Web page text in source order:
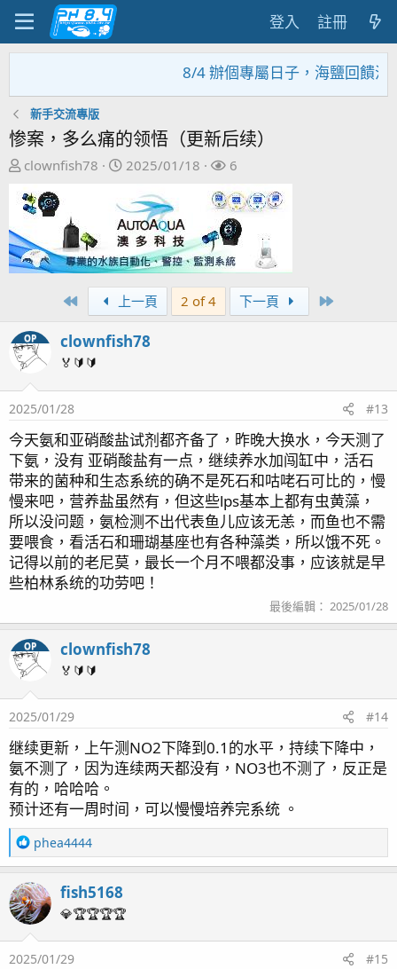
登入 註冊
8/4 辦個專屬日子，海鹽回饋活動，
新手交流專版
惨案，多么痛的领悟（更新后续）
主
發
起
人
clownfish78
開
日
期
2025/01/18
關
者
6
First 上一頁 2 of 4 下一頁
OP clownfish78
🏅🔰🔰
2025/01/28 #13
今天氨和亚硝酸盐试剂都齐备了，昨晚大换水，今天测了
下氨，没有 亚硝酸盐有一点，继续养水加闯缸中，活石
带来的菌种和生态系统的确不是死石和咕咾石可比的，慢
慢来吧，营养盐虽然有，但这些lps基本上都有虫黄藻，
所以没问题，氨检测不出代表鱼儿应该无恙，而鱼也不需
要喂食，看活石和珊瑚基座也有各种藻类，所以饿不死。
记得以前的老尼莫，最长一个月不喂都没事，应该就是早
些柏林系统的功劳吧！
最後編輯： 2025/01/28
OP clownfish78
🏅🔰🔰
2025/01/29 #14
继续更新，上午测NO2下降到0.1的水平，持续下降中，
氨不测了，因为连续两天都没有，NO3也不测了，反正是
有的，哈哈哈。
预计还有一周时间，可以慢慢培养完系统 。
R
e
c
t
i
o
n
phea4444
fish5168
💎🏆🏆🏆🏆
2025/01/29 #15